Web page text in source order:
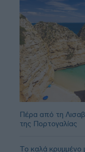
Πέρα από τη
της Πορτογαλίας
Το καλά κρυμμένο